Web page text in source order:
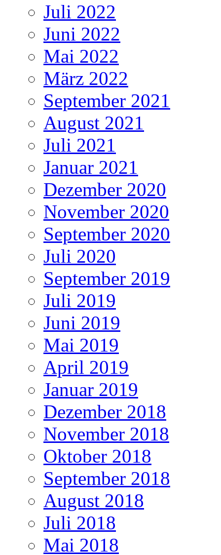
Juli 2022
Juni 2022
Mai 2022
März 2022
September 2021
August 2021
Juli 2021
Januar 2021
Dezember 2020
November 2020
September 2020
Juli 2020
September 2019
Juli 2019
Juni 2019
Mai 2019
April 2019
Januar 2019
Dezember 2018
November 2018
Oktober 2018
September 2018
August 2018
Juli 2018
Mai 2018